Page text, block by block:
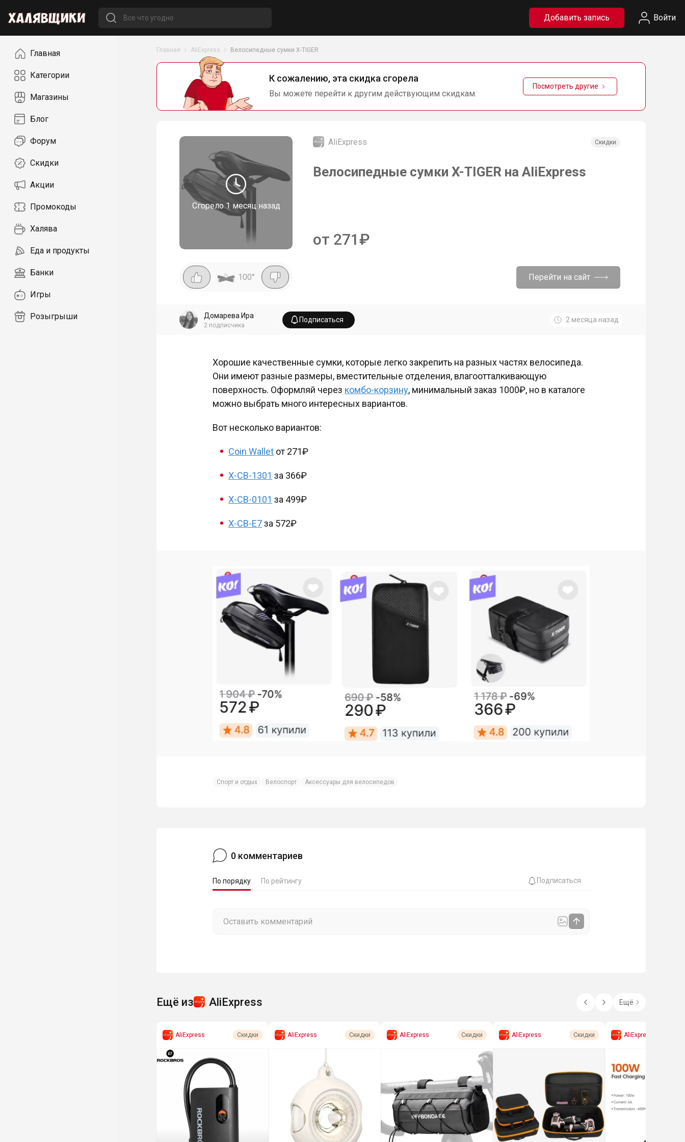
Добавить запись Войти
НавигацияГлавная
Категории
Магазины
Блог
Форум
Скидки
Акции
Промокоды
Халява
Еда и продукты
Банки
Игры
Розыгрыши
Главная AliExpress Велосипедные сумки X-TIGER
К сожалению, эта скидка сгорела
Вы можете перейти к другим действующим скидкам.
Посмотреть другие
Сгорело1 месяц назад
AliExpress Скидки
Велосипедные сумки X-TIGER на AliExpress
от 271₽
100° Перейти на сайт
Домарева Ира
2 подписчика
Подписаться 2 месяца назад
Хорошие качественные сумки, которые легко закрепить на разных частях велосипеда.
Они имеют разные размеры, вместительные отделения, влагоотталкивающую
поверхность. Оформляй через комбо-корзину, минимальный заказ 1000₽, но в каталоге
можно выбрать много интересных вариантов.
Вот несколько вариантов:
Coin Wallet от 271₽
X-CB-1301 за 366₽
X-CB-0101 за 499₽
X-CB-E7за 572₽
Спорт и отдых Велоспорт Аксессуары для велосипедов
0 комментариев
По порядку По рейтингу Подписаться
Ещё из AliExpress Ещё
AliExpress Скидки AliExpress Скидки AliExpress Скидки AliExpress Скидки AliExpress